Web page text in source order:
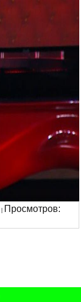
Просмотров: